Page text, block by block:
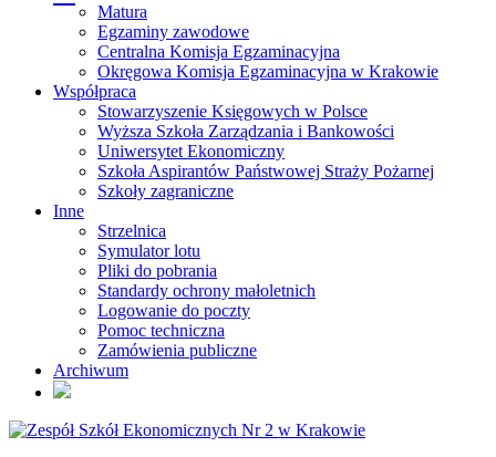
Matura
Egzaminy zawodowe
Centralna Komisja Egzaminacyjna
Okręgowa Komisja Egzaminacyjna w Krakowie
Współpraca
Stowarzyszenie Księgowych w Polsce
Wyższa Szkoła Zarządzania i Bankowości
Uniwersytet Ekonomiczny
Szkoła Aspirantów Państwowej Straży Pożarnej
Szkoły zagraniczne
Inne
Strzelnica
Symulator lotu
Pliki do pobrania
Standardy ochrony małoletnich
Logowanie do poczty
Pomoc techniczna
Zamówienia publiczne
Archiwum